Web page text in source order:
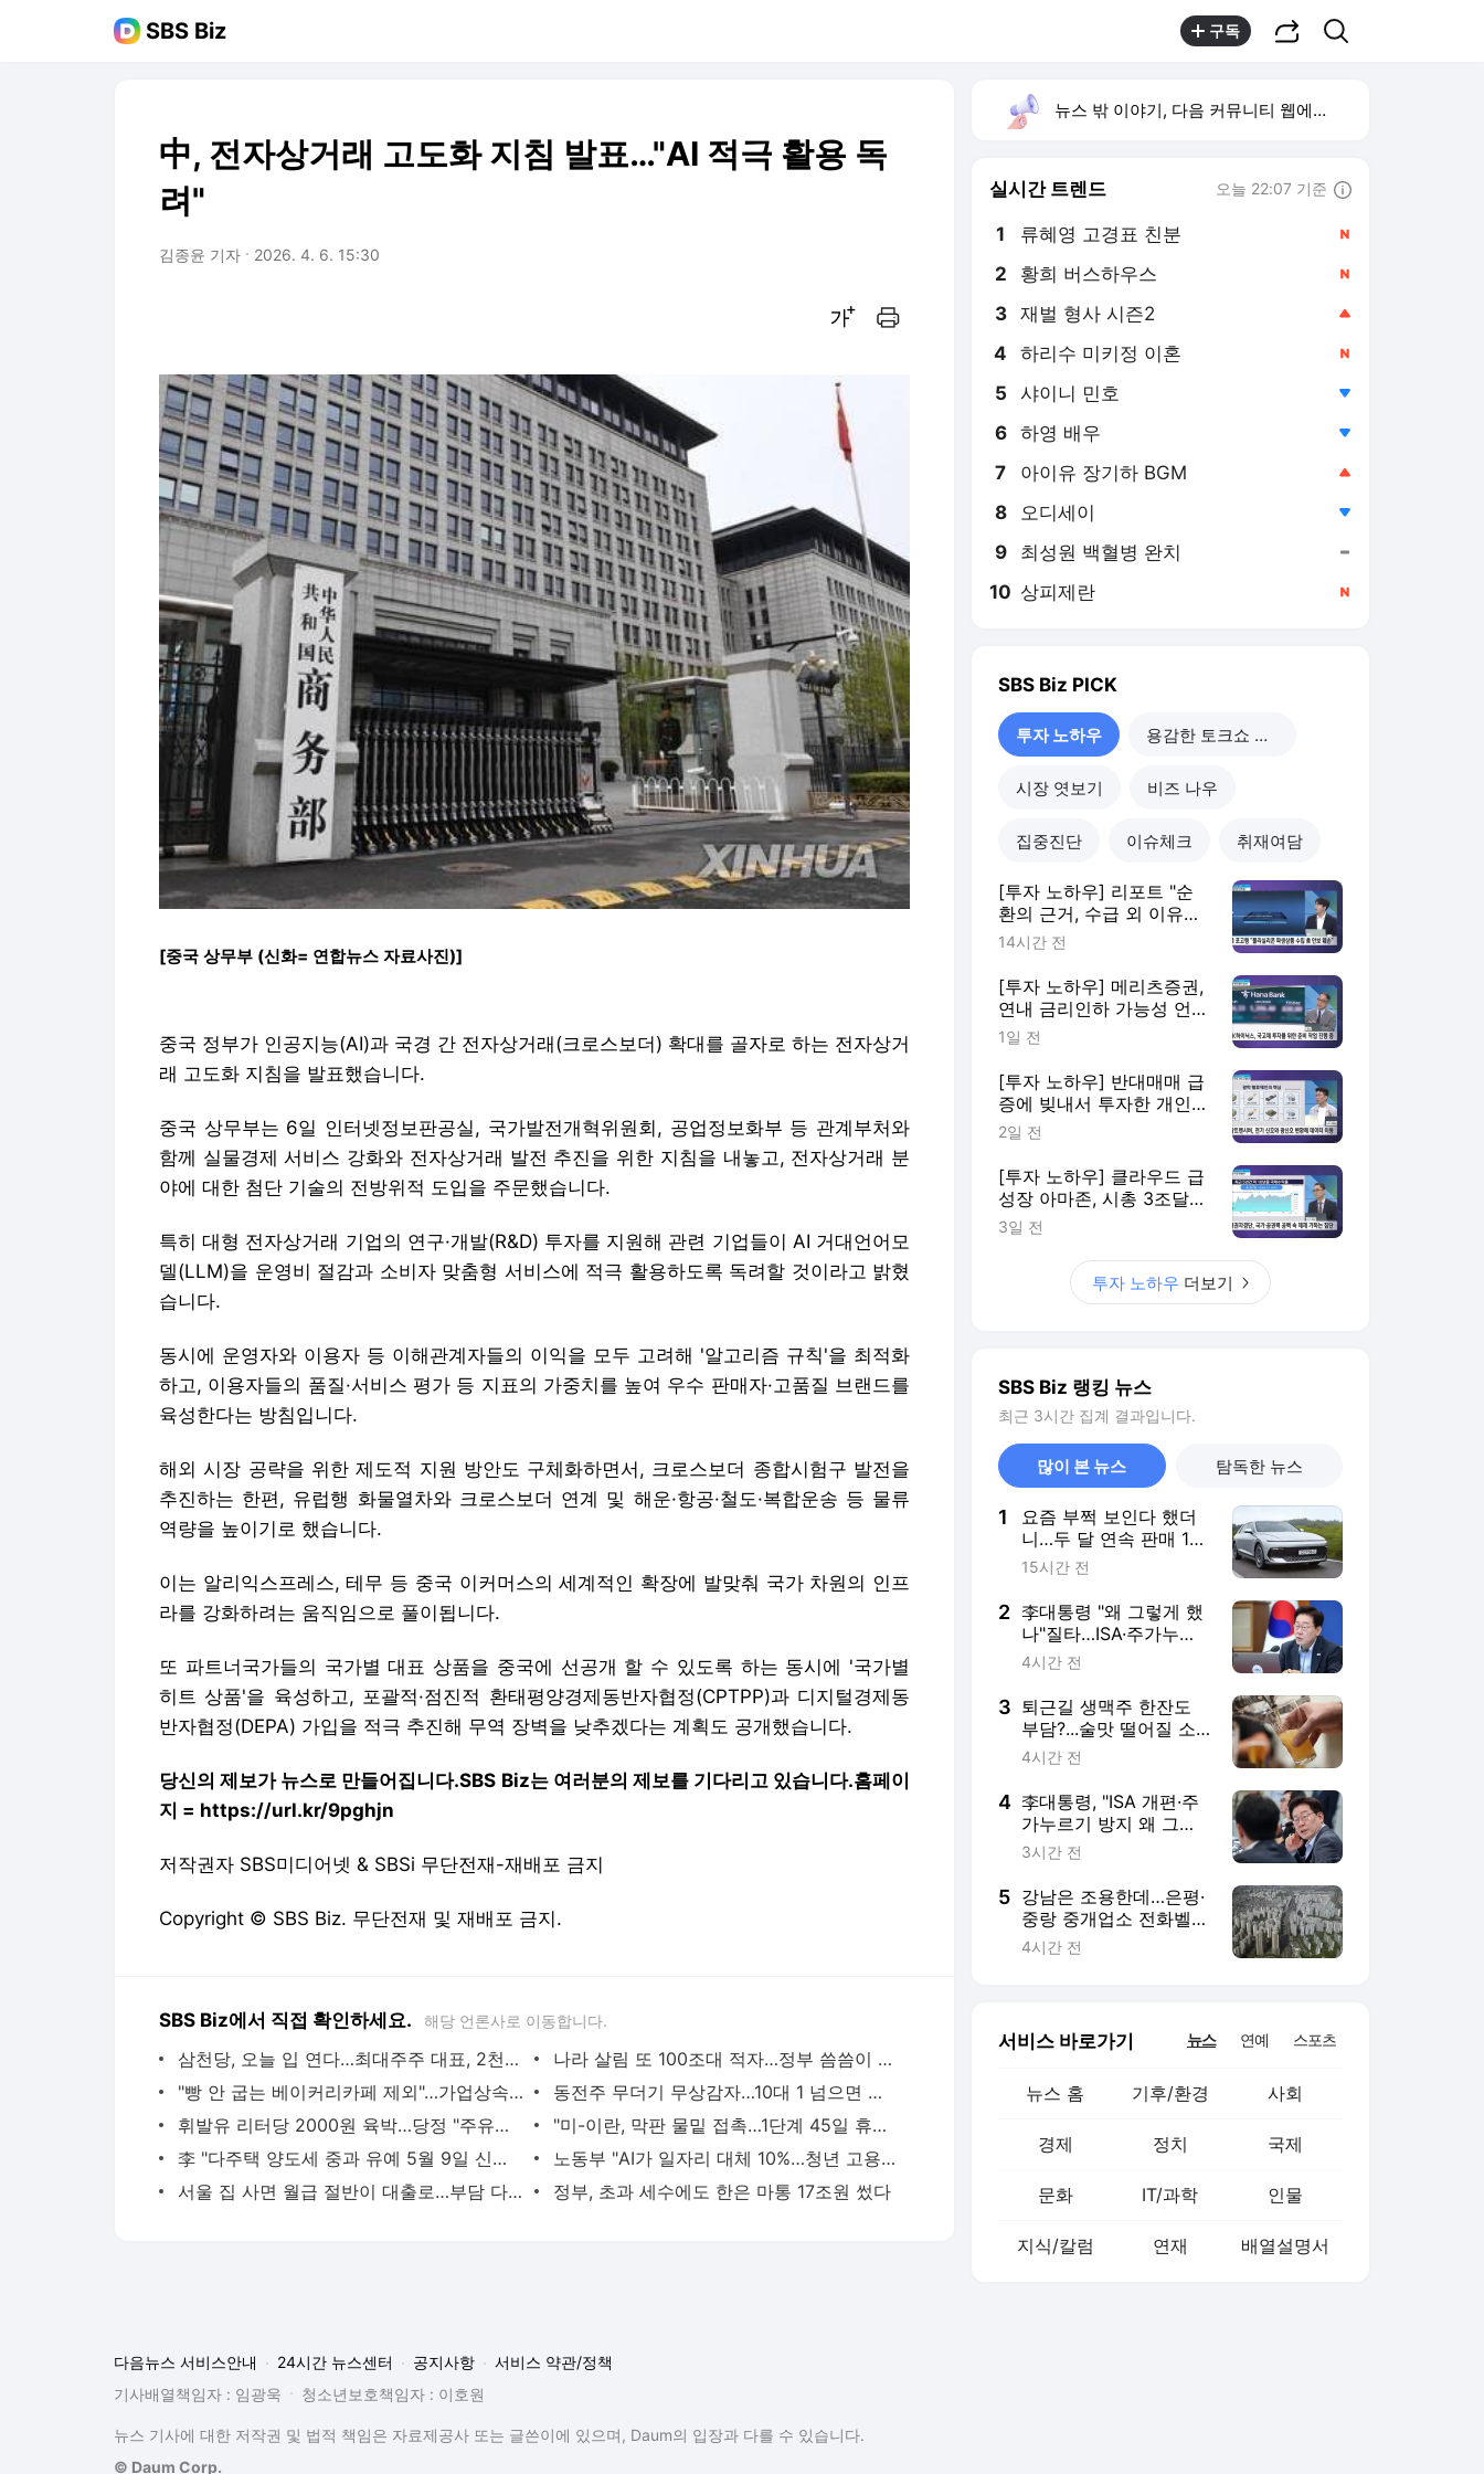
SBS Biz 구독
中, 전자상거래 고도화 지침 발표…"AI 적극 활용 독
려"
김종윤 기자 2026. 4. 6. 15:30
[중국 상무부 (신화= 연합뉴스 자료사진)]
중국 정부가 인공지능(AI)과 국경 간 전자상거래(크로스보더) 확대를 골자로 하는 전자상거
래 고도화 지침을 발표했습니다.
중국 상무부는 6일 인터넷정보판공실, 국가발전개혁위원회, 공업정보화부 등 관계부처와
함께 실물경제 서비스 강화와 전자상거래 발전 추진을 위한 지침을 내놓고, 전자상거래 분
야에 대한 첨단 기술의 전방위적 도입을 주문했습니다.
특히 대형 전자상거래 기업의 연구·개발(R&D) 투자를 지원해 관련 기업들이 AI 거대언어모
델(LLM)을 운영비 절감과 소비자 맞춤형 서비스에 적극 활용하도록 독려할 것이라고 밝혔
습니다.
동시에 운영자와 이용자 등 이해관계자들의 이익을 모두 고려해 '알고리즘 규칙'을 최적화
하고, 이용자들의 품질·서비스 평가 등 지표의 가중치를 높여 우수 판매자·고품질 브랜드를
육성한다는 방침입니다.
해외 시장 공략을 위한 제도적 지원 방안도 구체화하면서, 크로스보더 종합시험구 발전을
추진하는 한편, 유럽행 화물열차와 크로스보더 연계 및 해운·항공·철도·복합운송 등 물류
역량을 높이기로 했습니다.
이는 알리익스프레스, 테무 등 중국 이커머스의 세계적인 확장에 발맞춰 국가 차원의 인프
라를 강화하려는 움직임으로 풀이됩니다.
또 파트너국가들의 국가별 대표 상품을 중국에 선공개 할 수 있도록 하는 동시에 '국가별
히트 상품'을 육성하고, 포괄적·점진적 환태평양경제동반자협정(CPTPP)과 디지털경제동
반자협정(DEPA) 가입을 적극 추진해 무역 장벽을 낮추겠다는 계획도 공개했습니다.
당신의 제보가 뉴스로 만들어집니다.SBS Biz는 여러분의 제보를 기다리고 있습니다.홈페이
지 = https://url.kr/9pghjn
저작권자 SBS미디어넷 & SBSi 무단전재-재배포 금지
Copyright © SBS Biz. 무단전재 및 재배포 금지.
SBS Biz에서 직접 확인하세요. 해당 언론사로 이동합니다.
삼천당, 오늘 입 연다…최대주주 대표, 2천 500억 매각 철회
나라 살림 또 100조대 적자…정부 씀씀이 괜찮을까?
"빵 안 굽는 베이커리카페 제외"…가업상속공제 손본다
동전주 무더기 무상감자…10대 1 넘으면 상장폐지
휘발유 리터당 2000원 육박…당정 "주유소 사후정산제 폐지"
"미-이란, 막판 물밑 접촉…1단계 45일 휴전 추진"
李 "다주택 양도세 중과 유예 5월 9일 신청분까지 허용 검토"
노동부 "AI가 일자리 대체 10%…청년 고용 증가엔 악영향"
서울 집 사면 월급 절반이 대출로…부담 다시 커졌다
정부, 초과 세수에도 한은 마통 17조원 썼다
뉴스 밖 이야기, 다음 커뮤니티 웹에서 보기
실시간 트렌드 오늘 22:07 기준
1 류혜영 고경표 친분
2 황희 버스하우스
4 하리수 미키정 이혼
5 샤이니 민호
6 하영 배우
7 아이유 장기하 BGM
8 오디세이
9 최성원 백혈병 완치
10 상피제란
SBS Biz PICK
투자 노하우 용감한 토크쇼 직설
시장 엿보기 비즈 나우
집중진단 이슈체크 취재여담
[투자 노하우] 리포트 "순
환의 근거, 수급 외 이유들
도 존재"
14시간 전
[투자 노하우] 메리츠증권,
연내 금리인하 가능성 언
급…8월 이후는?
1일 전
[투자 노하우] 반대매매 급
증에 빚내서 투자한 개인
시장 떠나
2일 전
[투자 노하우] 클라우드 급
성장 아마존, 시총 3조달러
클럽 입성
3일 전
투자 노하우 더보기
SBS Biz 랭킹 뉴스
최근 3시간 집계 결과입니다.
많이 본 뉴스 탐독한 뉴스
1
요즘 부쩍 보인다 했더
니…두 달 연속 판매 1위
'이 차'
15시간 전
2 李대통령 "왜 그렇게 했
나"질타…ISA·주가누르
기법 전면 재검토
4시간 전
3 퇴근길 생맥주 한잔도
부담?...술맛 떨어질 소
식 나왔다
4시간 전
4 李대통령, "ISA 개편·주
가누르기 방지 왜 그렇
게 했나…전면 재검토"
3시간 전
5 강남은 조용한데…은평·
중랑 중개업소 전화벨만
울렸다
4시간 전
서비스 바로가기 뉴스 연예 스포츠
뉴스 홈 기후/환경 사회
경제 정치 국제
문화 IT/과학 인물
지식/칼럼 연재 배열설명서
다음뉴스 서비스안내 24시간 뉴스센터 공지사항
서비스 약관/정책
기사배열책임자 : 임광욱
청소년보호책임자 : 이호원
뉴스 기사에 대한 저작권 및 법적 책임은 자료제공사 또는 글쓴이에 있으며, Daum의 입장과 다를 수 있습니다.
© Daum Corp.